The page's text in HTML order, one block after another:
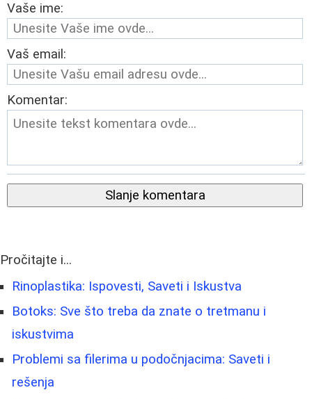
Vaše ime:
Vaš email:
Komentar:
Slanje komentara
Pročitajte i...
Rinoplastika: Ispovesti, Saveti i Iskustva
Botoks: Sve što treba da znate o tretmanu i
iskustvima
Problemi sa filerima u podočnjacima: Saveti i
rešenja